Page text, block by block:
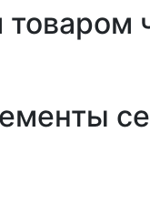
товаром